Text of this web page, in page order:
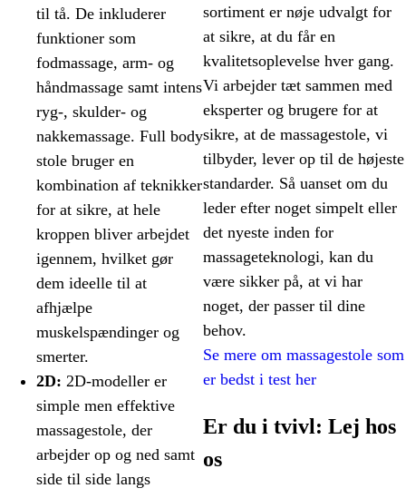
til tå. De inkluderer
funktioner som
fodmassage, arm- og
håndmassage samt intens
ryg-, skulder- og
nakkemassage. Full body
stole bruger en
kombination af teknikker
for at sikre, at hele
kroppen bliver arbejdet
igennem, hvilket gør
dem ideelle til at
afhjælpe
muskelspændinger og
smerter.
2D: 2D-modeller er
simple men effektive
massagestole, der
arbejder op og ned samt
side til side langs
sortiment er nøje udvalgt for
at sikre, at du får en
kvalitetsoplevelse hver gang.
Vi arbejder tæt sammen med
eksperter og brugere for at
sikre, at de massagestole, vi
tilbyder, lever op til de højeste
standarder. Så uanset om du
leder efter noget simpelt eller
det nyeste inden for
massageteknologi, kan du
være sikker på, at vi har
noget, der passer til dine
behov.
Se mere om massagestole som
er bedst i test her
Er du i tvivl: Lej hos
os